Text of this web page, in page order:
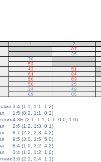
1
2
8:7
3:5
7:8
5:3
4:3 5:1
6:1
8:4
5:0
6:3
5:0
2:5
3:4
4:8
6:9
0:5
3:4 (1:1, 1:1, 1:2)
1:5 (0:2, 1:1, 0:2)
4:3Б (2:1, 1:1, 0:1, 0:0, 1:0)
2:6 (1:2, 1:3, 0:1)
8:7 (2:2, 2:3, 4:2)
9:5 (3:0, 1:5, 5:0)
8:4 (1:0, 3:2, 4:2)
3:4 (1:2, 1:2, 1:0)
3:6 (2:1, 0:4, 1:1)